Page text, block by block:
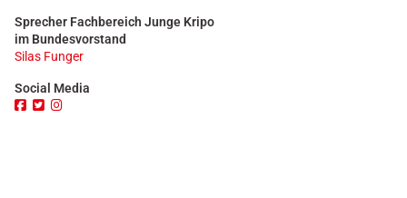
Sprecher Fachbereich Junge Kripo
im Bundesvorstand
Silas Funger
Social Media